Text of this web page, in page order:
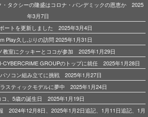
・タクシーの隆盛はコロナ・パンデミックの恩恵か 2025
年3月7日
ートを更新しました 2025年3月4日
Play久しぶりの訪問 2025年1月31日
教室にクッキーとココが参加 2025年1月29日
CYBERCRIME GROUPのトップに就任 2025年1月28日
ソコン組み立てに挑戦 2025年1月27日
スティックモデルに夢中 2025年1月24日
コ、5歳の誕生日 2025年1月19日
2024年12月8日、2025年1月2日追記、1月11日追記、1月